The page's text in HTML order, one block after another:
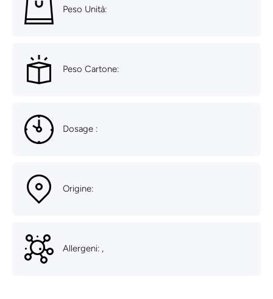
Peso Unità:
Peso Cartone:
Dosage :
Origine:
Allergeni: ,